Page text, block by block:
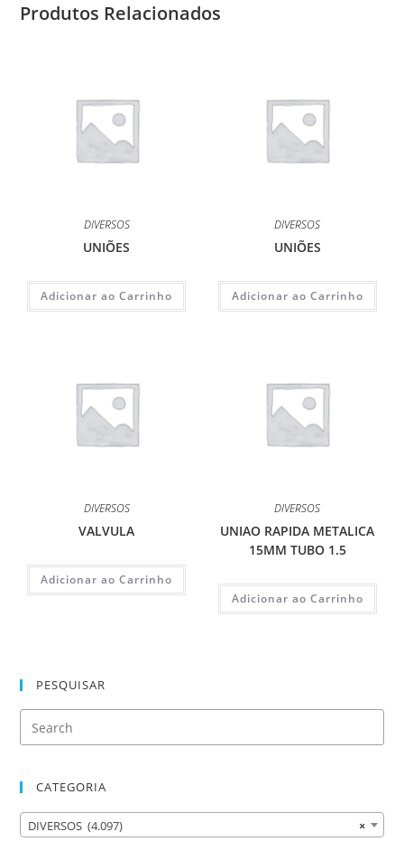
Produtos Relacionados
DIVERSOS
UNIÕES
Adicionar ao Carrinho
DIVERSOS
UNIÕES
Adicionar ao Carrinho
DIVERSOS
VALVULA
Adicionar ao Carrinho
DIVERSOS
UNIAO RAPIDA METALICA
15MM TUBO 1.5
Adicionar ao Carrinho
PESQUISAR
CATEGORIA
×
DIVERSOS (4.097)